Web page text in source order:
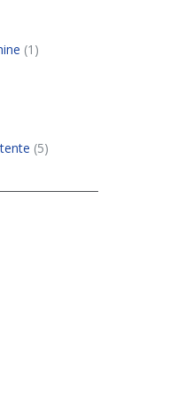
(1)
(5)